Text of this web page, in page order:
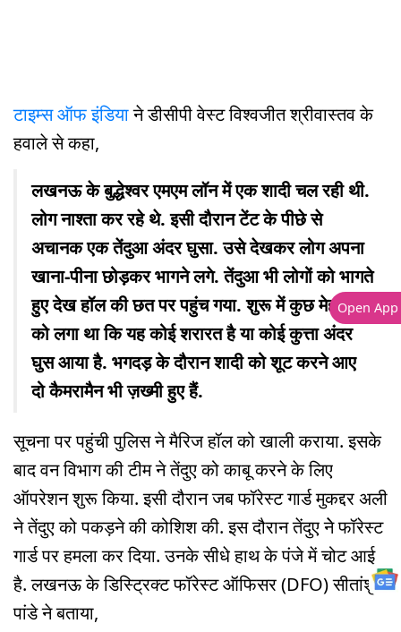
टाइम्स ऑफ इंडियाने डीसीपी वेस्ट विश्वजीत श्रीवास्तव के
हवाले से कहा,
लखनऊ के बुद्धेश्वर एमएम लॉन में एक शादी चल रही थी.
लोग नाश्ता कर रहे थे. इसी दौरान टेंट के पीछे से
अचानक एक तेंदुआ अंदर घुसा. उसे देखकर लोग अपना
खाना-पीना छोड़कर भागने लगे. तेंदुआ भी लोगों को भागते
हुए देख हॉल की छत पर पहुंच गया. शुरू में कुछ मेहमानों
को लगा था कि यह कोई शरारत है या कोई कुत्ता अंदर
घुस आया है. भगदड़ के दौरान शादी को शूट करने आए
दो कैमरामैन भी ज़ख्मी हुए हैं.
सूचना पर पहुंची पुलिस ने मैरिज हॉल को खाली कराया. इसके
बाद वन विभाग की टीम ने तेंदुए को काबू करने के लिए
ऑपरेशन शुरू किया. इसी दौरान जब फॉरेस्ट गार्ड मुकद्दर अली
ने तेंदुए को पकड़ने की कोशिश की. इस दौरान तेंदुए नेे फॉरेस्ट
गार्ड पर हमला कर दिया. उनके सीधे हाथ के पंजे में चोट आई
है. लखनऊ के डिस्ट्रिक्ट फॉरेस्ट ऑफिसर (DFO) सीतांशु
पांडे ने बताया,
Open App